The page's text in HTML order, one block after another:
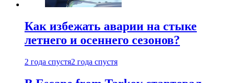
Как избежать аварии на стыке
летнего и осеннего сезонов?
2 года спустя2 года спустя